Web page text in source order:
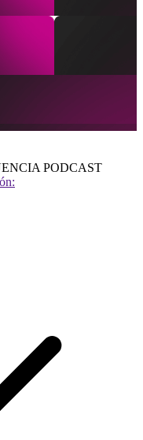
PODCAST